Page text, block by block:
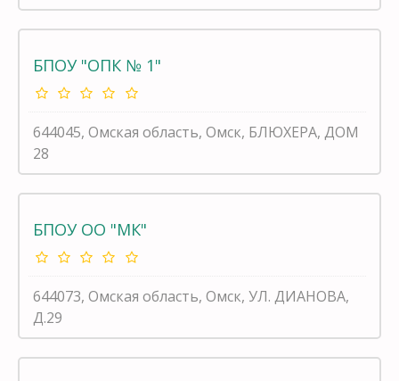
БПОУ "ОПК № 1"
644045, Омская область, Омск, БЛЮХЕРА, ДОМ
28
БПОУ ОО "МК"
644073, Омская область, Омск, УЛ. ДИАНОВА,
Д.29